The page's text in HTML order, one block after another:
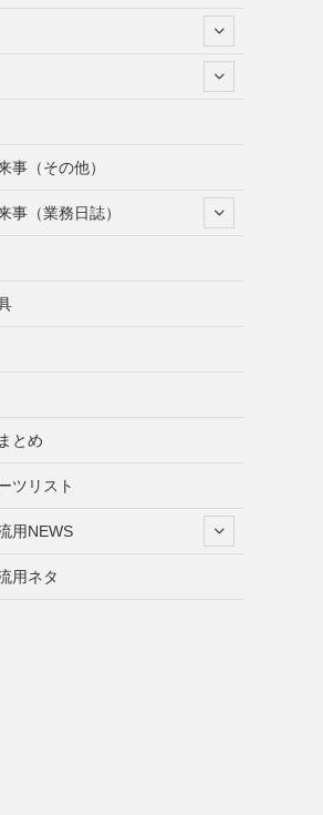
事（その他）
事（業務日誌）
とめ
ツリスト
用NEWS
用ネタ